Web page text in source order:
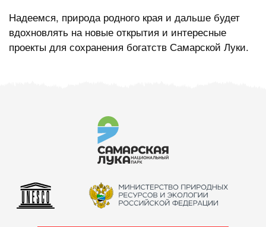
Надеемся, природа родного края и дальше будет
вдохновлять на новые открытия и интересные
проекты для сохранения богатств Самарской Луки.